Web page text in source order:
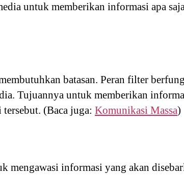
untuk memberikan informasi apa
batasan. Peran filter
Tujuannya untuk memberikan
(Baca juga: Komunikasi Massa)
mengawasi informasi yang akan